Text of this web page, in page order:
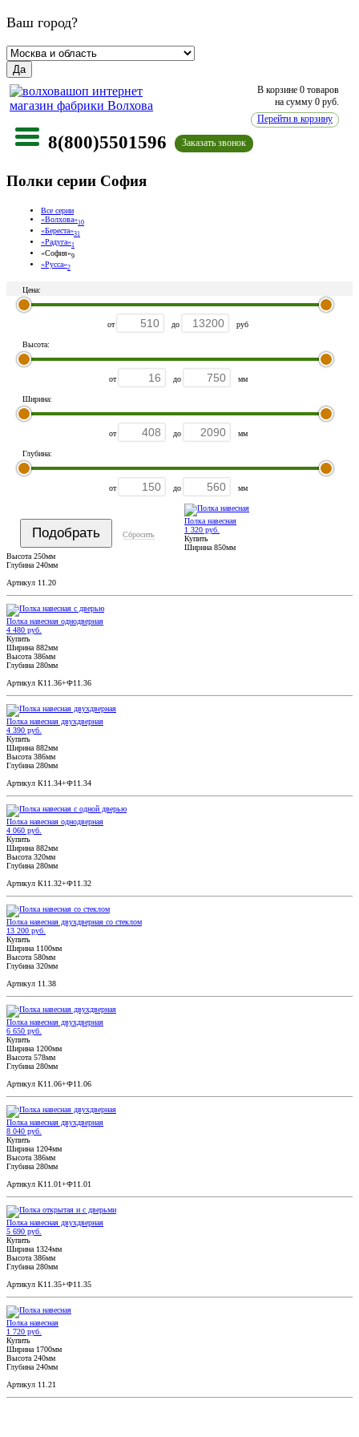
Ваш город?
Да
В корзине 0 товаров
на сумму 0 руб.
Перейти в корзину
8(800)5501596 Заказать звонок
Полки серии София
Все серии
«Волхова»10
«Береста»31
«Радуга»1
«София»9
«Русса»2
Цена:
от до руб
Высота:
от до мм
Ширина:
от до мм
Глубина:
от до мм
Сбросить
Полка навесная
1 320 руб.
Купить
Ширина 850мм
Высота 250мм
Глубина 240мм
Артикул 11.20
Полка навесная однодверная
4 480 руб.
Купить
Ширина 882мм
Высота 386мм
Глубина 280мм
Артикул К11.36+Ф11.36
Полка навесная двухдверная
4 390 руб.
Купить
Ширина 882мм
Высота 386мм
Глубина 280мм
Артикул К11.34+Ф11.34
Полка навесная однодверная
4 060 руб.
Купить
Ширина 882мм
Высота 320мм
Глубина 280мм
Артикул К11.32+Ф11.32
Полка навесная двухдверная со стеклом
13 200 руб.
Купить
Ширина 1100мм
Высота 580мм
Глубина 320мм
Артикул 11.38
Полка навесная двухдверная
6 650 руб.
Купить
Ширина 1200мм
Высота 578мм
Глубина 280мм
Артикул К11.06+Ф11.06
Полка навесная двухдверная
8 040 руб.
Купить
Ширина 1204мм
Высота 386мм
Глубина 280мм
Артикул К11.01+Ф11.01
Полка навесная двухдверная
5 690 руб.
Купить
Ширина 1324мм
Высота 386мм
Глубина 280мм
Артикул К11.35+Ф11.35
Полка навесная
1 720 руб.
Купить
Ширина 1700мм
Высота 240мм
Глубина 240мм
Артикул 11.21